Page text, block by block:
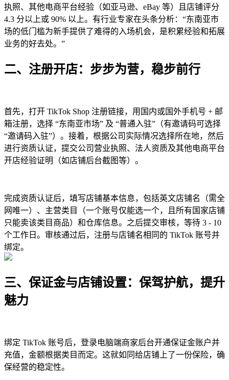
执照、其他电商平台经验（如亚马逊、eBay 等）且店铺评分
4.3 分以上或 90% 以上。有行业专家在头条分析：“东南亚市
场的低门槛为新手提供了难得的入场机会，是积累经验和拓展
业务的好去处。”
二、注册开店：步步为营，稳步前行
首先，打开 TikTok Shop 注册链接，用国内或国外手机号 + 邮
箱注册，选择 “东南亚市场” 及 “普通入驻”（有邀请码可选择
“邀请码入驻”）。接着，根据公司实际情况选择所在地，然后
进行资质认证，提交公司营业执照、法人资质及其他电商平台
开店经验证明（如店铺后台截图等）。
完成资质认证后，填写店铺基本信息，包括英文店铺名（需全
网唯一）、主营类目（一个账号仅能选一个，且所有国家店铺
只能卖该类目商品）和仓库信息。之后提交审核，等待 3 - 10
个工作日。审核通过后，注册与店铺名相同的 TikTok 账号并
绑定。
三、保证金与店铺设置：保驾护航，提升
魅力
绑定 TikTok 账号后，登录电脑端商家后台开通保证金账户并
充值，金额根据类目而定。这就如同给店铺上了一份保险，确
保经营的稳定性。